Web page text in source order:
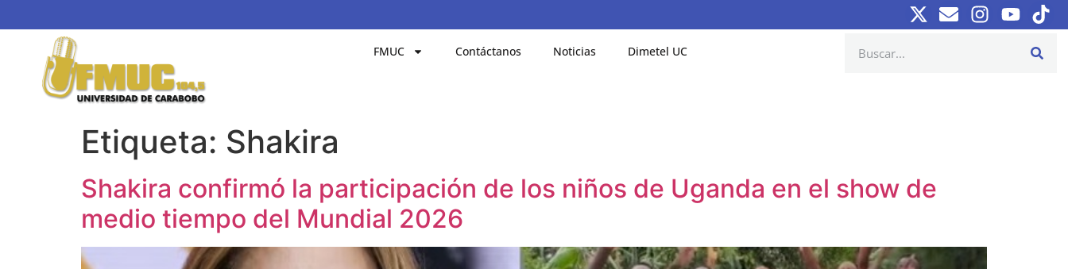
FMUC Contáctanos Noticias Dimetel UC
Etiqueta: Shakira
Shakira confirmó la participación de los niños de Uganda en el show de
medio tiempo del Mundial 2026